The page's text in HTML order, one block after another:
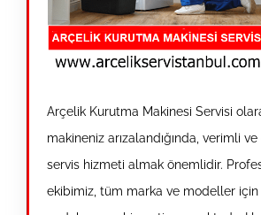
Arçelik Kurutma Makinesi Servisi
makineniz arızalandığında, verimli
servis hizmeti almak önemlidir.
ekibimiz, tüm marka ve modeller için